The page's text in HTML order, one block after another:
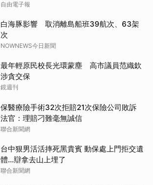
自由電子報
白海豚影響 取消離島船班39航次、63架
次
NOWNEWS今日新聞
最年輕原民校長光環蒙塵 高市議員范織欽
涉貪交保
鏡週刊
保醫療險手術32次拒賠21次保險公司敗訴
法官：理賠刁難毫無誠信
聯合新聞網
台中狠男活活摔死黑貴賓 動保處上門拒交遺
體…辯拿去山上埋了
聯合新聞網